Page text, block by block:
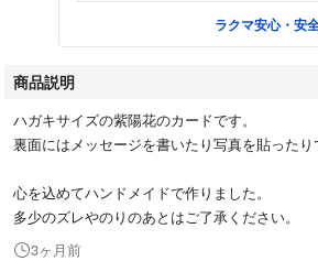
ラクマ安心・安
商品説明
ハガキサイズの紫陽花のカードです。
裏面にはメッセージを書いたり写真を貼ったり
心を込めてハンドメイドで作りました。
多少のズレやのりのあとはご了承ください。
3ヶ月前